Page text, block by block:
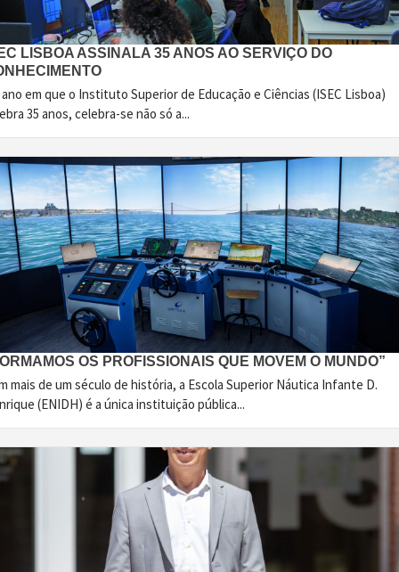
LISBOA ASSINALA 35 ANOS AO SERVIÇO DO
em que o Instituto Superior de Educação e Ciências (ISEC Lisboa)
35 anos, celebra-se não só a...
OS PROFISSIONAIS QUE MOVEM O MUNDO”
mais de um século de história, a Escola Superior Náutica Infante D.
(ENIDH) é a única instituição pública...